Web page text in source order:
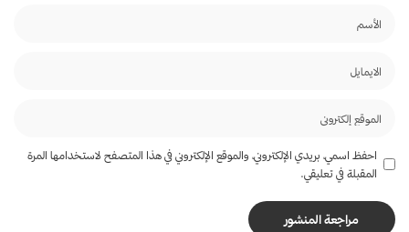
احفظ اسمي، بريدي الإلكتروني، والموقع الإلكتروني في هذا المتصفح لاستخدامها المرة
المقبلة في تعليقي.